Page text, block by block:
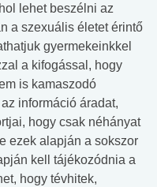
lehet beszélni az
a szexuális életet érintő
gyermekeinkkel
a kifogással, hogy
is kamaszodó
információ áradat,
hogy csak néhányat
ezek alapján a sokszor
kell tájékozódnia a
hogy tévhitek,